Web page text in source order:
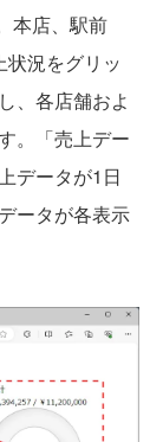
本店、駅前
況をグリッ
、各店舗およ
。「売上デー
データが1日
ータが各表示